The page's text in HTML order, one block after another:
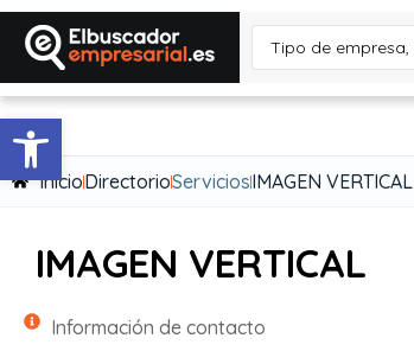
Abrir barra de herramientas
InicioDirectorioServiciosIMAGEN VERTICAL
IMAGEN VERTICAL
Información de contacto